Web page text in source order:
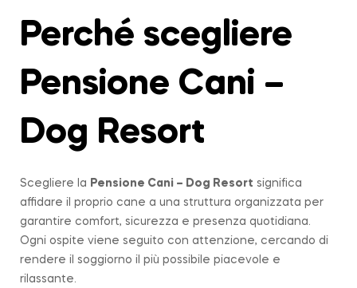
Perché scegliere
Pensione Cani –
Dog Resort
Scegliere la Pensione Cani – Dog Resort significa
affidare il proprio cane a una struttura organizzata per
garantire comfort, sicurezza e presenza quotidiana.
Ogni ospite viene seguito con attenzione, cercando di
rendere il soggiorno il più possibile piacevole e
rilassante.